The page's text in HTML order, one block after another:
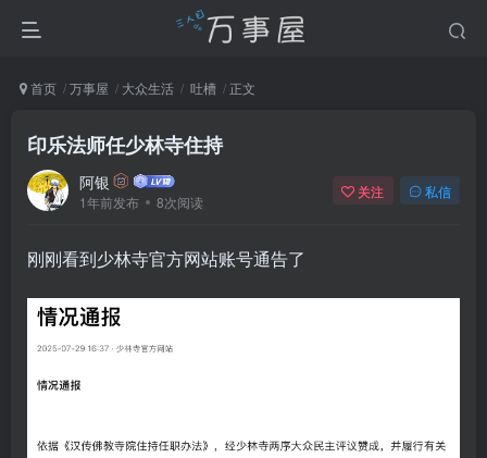
首页 万事屋 大众生活 吐槽 正文
印乐法师任少林寺住持
阿银
1年前发布 8次阅读
关注 私信
刚刚看到少林寺官方网站账号通告了